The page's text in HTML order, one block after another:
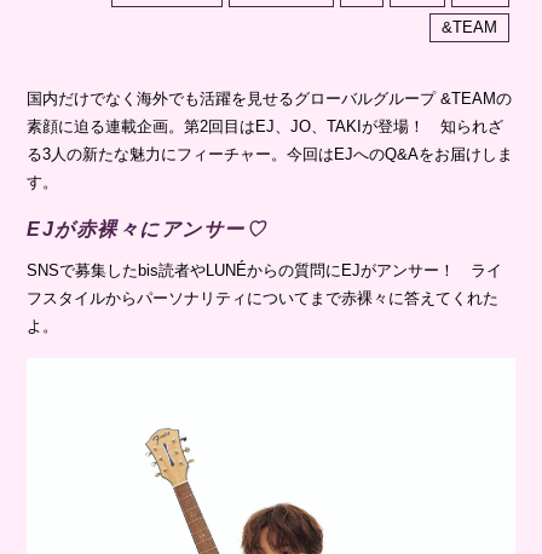
&TEAM
国内だけでなく海外でも活躍を見せるグローバルグループ &TEAMの
素顔に迫る連載企画。第2回目はEJ、JO、TAKIが登場！ 知られざ
る3人の新たな魅力にフィーチャー。今回はEJへのQ&Aをお届けしま
す。
EJが赤裸々にアンサー♡
SNSで募集したbis読者やLUNÉからの質問にEJがアンサー！ ライ
フスタイルからパーソナリティについてまで赤裸々に答えてくれた
よ。